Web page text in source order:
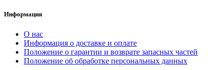
Информация
О нас
Информация о доставке и оплате
Положение о гарантии и возврате запасных частей
Положение об обработке персональных данных